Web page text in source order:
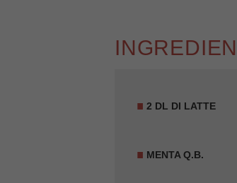
2 DL DI LATTE
MENTA Q.B.